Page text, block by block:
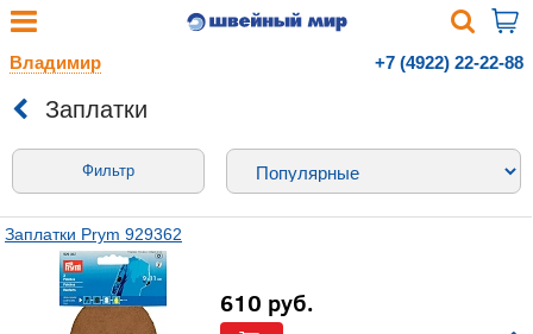
Владимир +7 (4922) 22-22-88
Заплатки
Фильтр
Заплатки Prym 929362
610 руб.